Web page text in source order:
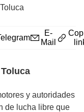
E-
Mail
y autoridades
de lucha libre que